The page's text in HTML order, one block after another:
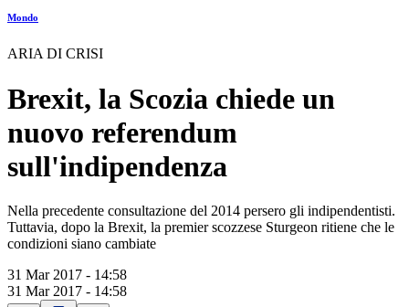
Mondo
ARIA DI CRISI
Brexit, la Scozia chiede un
nuovo referendum
sull'indipendenza
Nella precedente consultazione del 2014 persero gli indipendentisti.
Tuttavia, dopo la Brexit, la premier scozzese Sturgeon ritiene che le
condizioni siano cambiate
31 Mar 2017 - 14:58
31 Mar 2017 - 14:58